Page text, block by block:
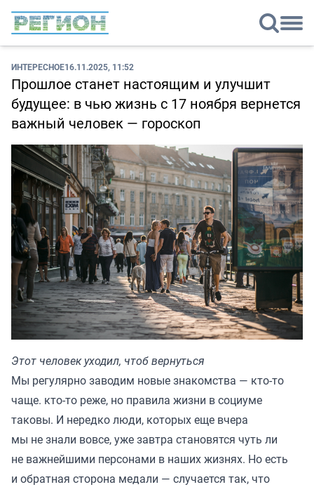
ИНТЕРЕСНОЕ16.11.2025, 11:52
Прошлое станет настоящим и улучшит
будущее: в чью жизнь с 17 ноября вернется
важный человек — гороскоп
Этот человек уходил, чтоб вернуться
Мы регулярно заводим новые знакомства — кто-то
чаще. кто-то реже, но правила жизни в социуме
таковы. И нередко люди, которых еще вчера
мы не знали вовсе, уже завтра становятся чуть ли
не важнейшими персонами в наших жизнях. Но есть
и обратная сторона медали — случается так, что